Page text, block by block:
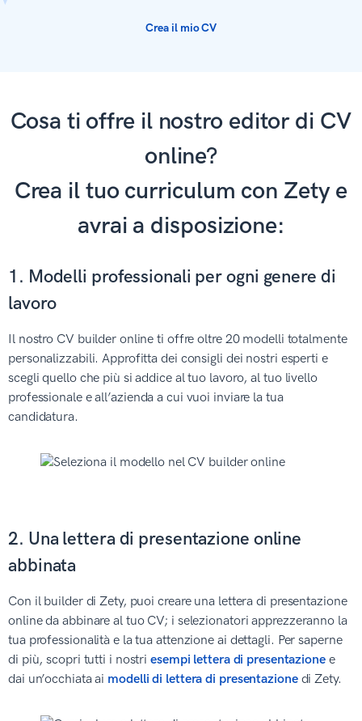
Crea il mio CV
Cosa ti offre il nostro editor di CV
online?
Crea il tuo curriculum con Zety e
avrai a disposizione:
1. Modelli professionali per ogni genere di
lavoro
Il nostro CV builder online ti offre oltre 20 modelli totalmente
personalizzabili. Approfitta dei consigli dei nostri esperti e
scegli quello che più si addice al tuo lavoro, al tuo livello
professionale e all’azienda a cui vuoi inviare la tua
candidatura.
2. Una lettera di presentazione online
abbinata
Con il builder di Zety, puoi creare una lettera di presentazione
online da abbinare al tuo CV; i selezionatori apprezzeranno la
tua professionalità e la tua attenzione ai dettagli. Per saperne
di più, scopri tutti i nostri esempi lettera di presentazionee
dai un’occhiata ai modelli di lettera di presentazionedi Zety.